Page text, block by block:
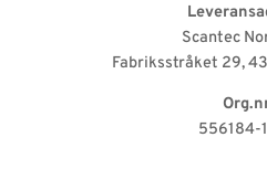
Scantec
Fabriksstråket 29,
556184-